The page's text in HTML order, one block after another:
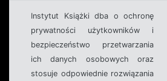
Instytut Książki dba o ochronę
prywatności użytkowników i
bezpieczeństwo przetwarzania
ich danych osobowych oraz
stosuje odpowiednie rozwiązania